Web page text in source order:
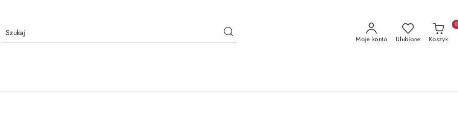
Moje konto Ulubione Koszyk
0